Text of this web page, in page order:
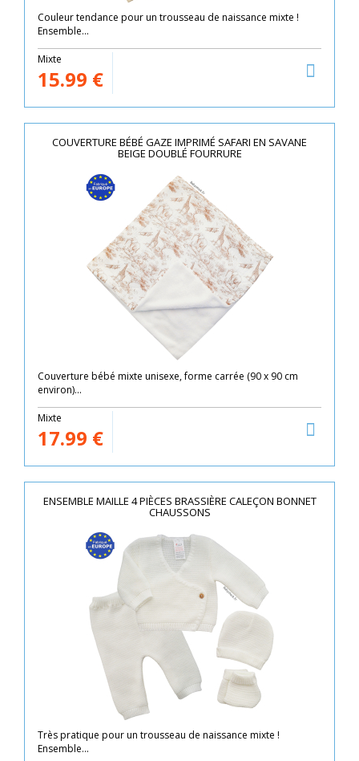
Couleur tendance pour un trousseau de naissance mixte !
Ensemble...
Mixte
15.99 €
COUVERTURE BÉBÉ GAZE IMPRIMÉ SAFARI EN SAVANE
BEIGE DOUBLÉ FOURRURE
Couverture bébé mixte unisexe, forme carrée (90 x 90 cm
environ)...
Mixte
17.99 €
ENSEMBLE MAILLE 4 PIÈCES BRASSIÈRE CALEÇON BONNET
CHAUSSONS
Très pratique pour un trousseau de naissance mixte !
Ensemble...